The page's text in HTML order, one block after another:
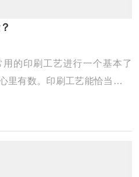
的印刷工艺进行一个基本了
里有数。印刷工艺能恰当地运
用的印刷工艺。烫金、烫银，
、植绒、金聪、热压、裱、Y